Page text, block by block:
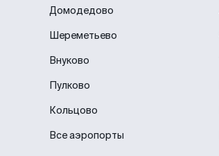
Домодедово
Шереметьево
Внуково
Пулково
Кольцово
Все аэропорты